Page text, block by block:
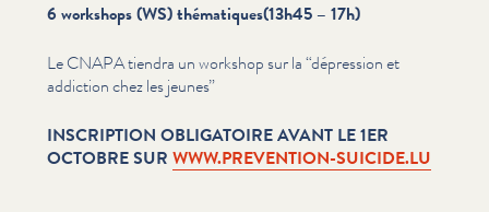
6 workshops (WS) thématiques(13h45 – 17h)
Le CNAPA tiendra un workshop sur la“dépression et
addiction chez les jeunes”
INSCRIPTION OBLIGATOIRE AVANT LE 1ER
OCTOBRE SUR WWW​.PREVENTION​-SUICIDE​.LU